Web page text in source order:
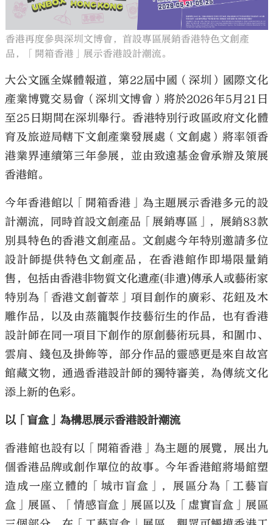
香港再度參與深圳文博會，首設專區展銷香港特色文創產
品，「開箱香港」展示香港設計潮流。
大公文匯全媒體報道，第22屆中國（深圳）國際文化
產業博覽交易會（深圳文博會）將於2026年5月21日
至25日期間在深圳舉行。香港特別行政區政府文化體
育及旅遊局轄下文創產業發展處（文創處）將率領香
港業界連續第三年參展，並由致遠基金會承辦及策展
香港館。
今年香港館以「開箱香港」為主題展示香港多元的設
計潮流，同時首設文創產品「展銷專區」，展銷83款
別具特色的香港文創產品。文創處今年特別邀請多位
設計師提供特色文創產品，在香港館作即場限量銷
售，包括由香港非物質文化遺產(非遺)傳承人或藝術家
特別為「香港文創薈萃」項目創作的廣彩、花鈕及木
雕作品，以及由蒸籠製作技藝衍生的作品，也有香港
設計師在同一項目下創作的原創藝術玩具，和圍巾、
雲肩、錢包及掛飾等，部分作品的靈感更是來自故宮
館藏文物，通過香港設計師的獨特審美，為傳統文化
添上新的色彩。
以「盲盒」為構思展示香港設計潮流
香港館也設有以「開箱香港」為主題的展覽，展出九
個香港品牌或創作單位的故事。今年香港館將場館塑
造成一座立體的「城市盲盒」，展區分為「工藝盲
盒」展區、「情感盲盒」展區以及「虛實盲盒」展區